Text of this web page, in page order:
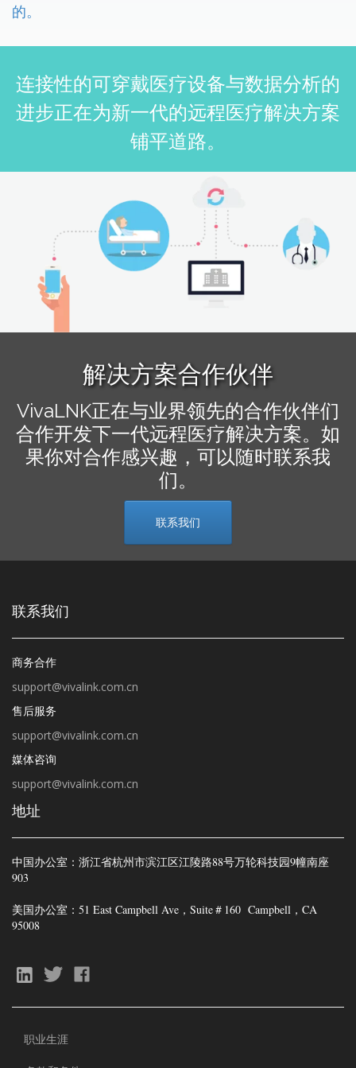
的。
连接性的可穿戴医疗设备与数据分析的
进步正在为新一代的远程医疗解决方案
铺平道路。
解决方案合作伙伴
VivaLNK正在与业界领先的合作伙伴们
合作开发下一代远程医疗解决方案。如
果你对合作感兴趣，可以随时联系我
们。
联系我们
联系我们
商务合作
support@vivalink.com.cn
售后服务
support@vivalink.com.cn
媒体咨询
support@vivalink.com.cn
地址
中国办公室：浙江省杭州市滨江区江陵路88号万轮科技园9幢南座
903
美国办公室： 51 East Campbell Ave，Suite＃160 Campbell，CA
95008
职业生涯